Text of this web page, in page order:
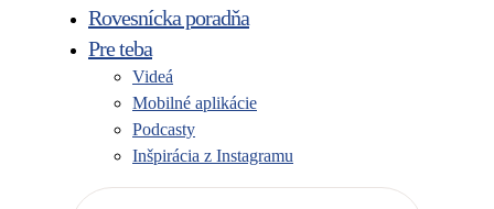
Rovesnícka poradňa
Pre teba
Videá
Mobilné aplikácie
Podcasty
Inšpirácia z Instagramu